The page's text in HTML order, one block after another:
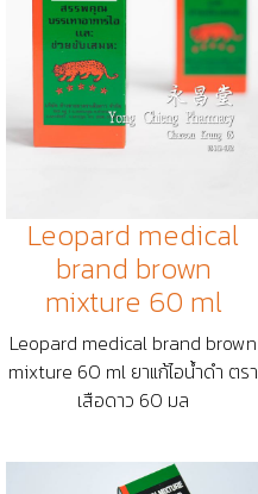
Leopard medical
brand brown
mixture 60 ml
Leopard medical brand brown
mixture 60 ml ยาแก้ไอน้ำดำ ตรา
เสือดาว 60 มล